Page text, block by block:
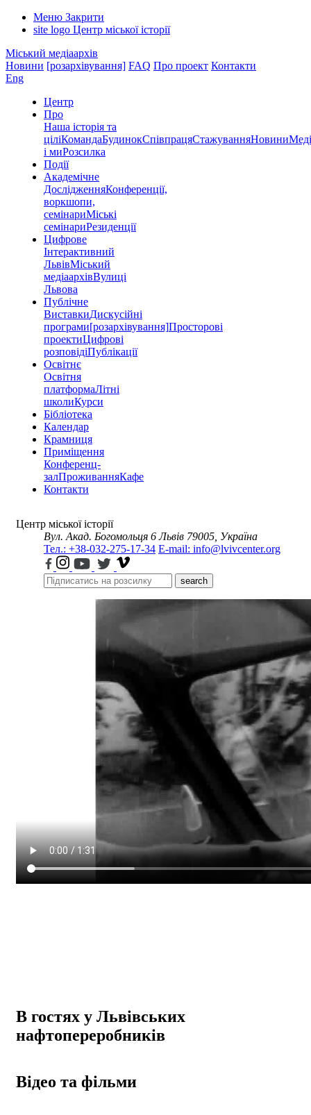
Меню Закрити
site logo Центр міської історії
Міський медіаархів
Новини [розархівування] FAQ Про проект Контакти
Eng
Центр
Про
Наша історія та
ціліКомандаБудинокСпівпрацяСтажуванняНовини
і миРозсилка
Події
Академічне
ДослідженняКонференції,
воркшопи,
семінариМіські
семінариРезиденції
Цифрове
Інтерактивний
ЛьвівМіський
медіаархівВулиці
Львова
Публічне
ВиставкиДискусійні
програми[розархівування]Просторові
проектиЦифрові
розповідіПублікації
Освітнє
Освітня
платформаЛітні
школиКурси
Бібліотека
Календар
Крамниця
Приміщення
Конференц-
залПроживанняКафе
Контакти
Центр міської історії
Вул. Акад. Богомольця 6 Львів 79005, Україна
Тел.: +38-032-275-17-34 E-mail: info@lvivcenter.org
search
В гостях у Львівських
нафтопереробників
Відео та фільми